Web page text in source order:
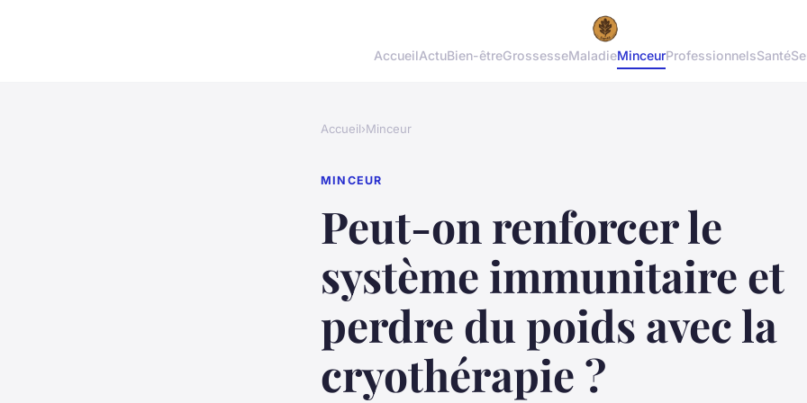
AccueilActuBien-êtreGrossesseMaladieMinceurProfessionnelsSanté
Accueil›Minceur
MINCEUR
Peut-on renforcer le
système immunitaire et
perdre du poids avec la
cryothérapie ?